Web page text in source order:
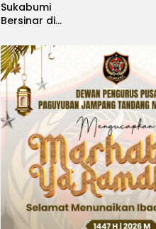
Sukabumi
Bersinar di
Gelar
Bergengsi
Ajang Idol
Kids
International
2026